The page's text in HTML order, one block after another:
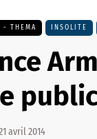
- THEMA INSOLITE
avril 2014